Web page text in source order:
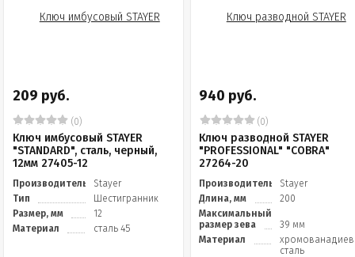
209 руб.
(0)
Ключ имбусовый STAYER
"STANDARD", сталь, черный,
12мм 27405-12
Производитель
Stayer
Тип
Шестигранник
Размер, мм
12
Материал
сталь 45
940 руб.
(0)
Ключ разводной STAYER
"PROFESSIONAL" "COBRA"
27264-20
Производитель
Stayer
Длина, мм
200
Максимальный
размер зева
39 мм
Материал
сталь